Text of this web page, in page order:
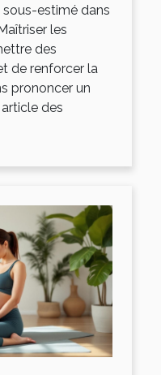
estimé dans
les
des
de renforcer la
prononcer un
des